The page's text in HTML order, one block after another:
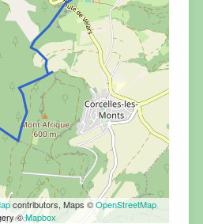
contributors, Maps ©OpenStreetMap
©Mapbox